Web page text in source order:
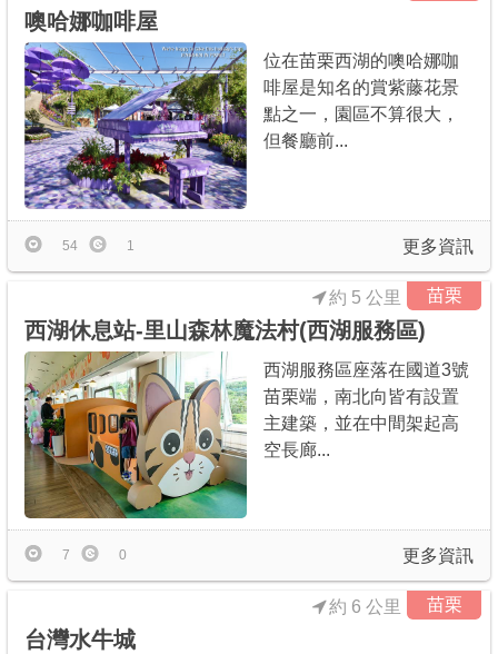
噢哈娜咖啡屋
位在苗栗西湖的噢哈娜咖
啡屋是知名的賞紫藤花景
點之一，園區不算很大，
但餐廳前...
更多資訊
54 1
苗栗
約 5 公里
西湖休息站-里山森林魔法村(西湖服務區)
西湖服務區座落在國道3號
苗栗端，南北向皆有設置
主建築，並在中間架起高
空長廊...
更多資訊
7 0
苗栗
約 6 公里
台灣水牛城